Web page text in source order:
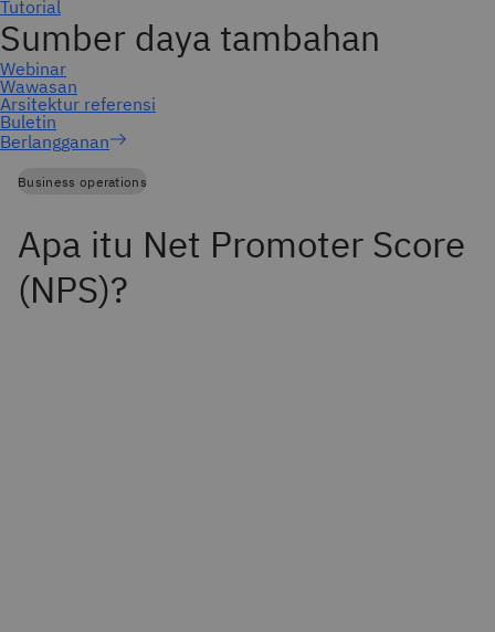
Berlangganan
Business operations
Apa itu Net Promoter Score
(NPS)?